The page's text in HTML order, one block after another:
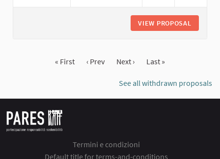
VIEW PROPOSAL
« First ‹ Prev Next › Last »
See all withdrawn proposals
Termini e condizioni
Default title for terms-and-conditions